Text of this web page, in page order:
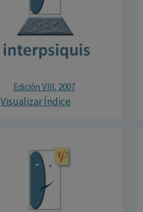
Edición VIII, 2007
Visualizar Índice